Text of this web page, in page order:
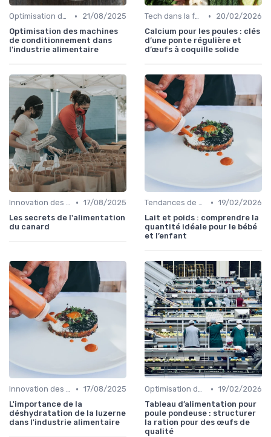
Optimisation des coûts •
21/08/2025
Optimisation des machines
de conditionnement dans
l'industrie alimentaire
Tech dans la food •
20/02/2026
Calcium pour les poules : clés
d’une ponte régulière et
d’œufs à coquille solide
Innovation des recettes • 17/08/2025
Les secrets de l'alimentation
du canard
Tendances de consommation • 19/02/2026
Lait et poids : comprendre la
quantité idéale pour le bébé
et l’enfant
Innovation des recettes • 17/08/2025
L'importance de la
déshydratation de la luzerne
dans l'industrie alimentaire
Optimisation des coûts • 19/02/2026
Tableau d’alimentation pour
poule pondeuse : structurer
la ration pour des œufs de
qualité